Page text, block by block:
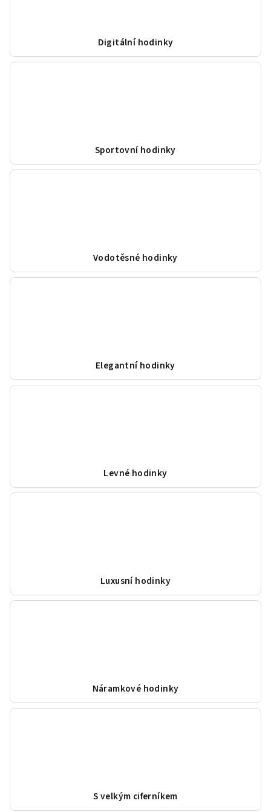
Digitální hodinky
Sportovní hodinky
Vodotěsné hodinky
Elegantní hodinky
Levné hodinky
Luxusní hodinky
Náramkové hodinky
S velkým ciferníkem